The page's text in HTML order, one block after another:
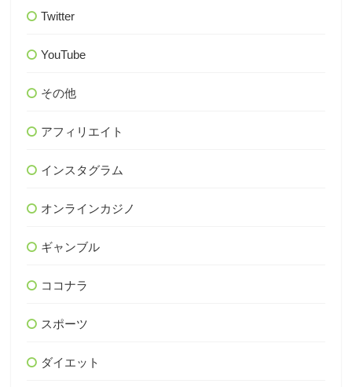
Twitter
YouTube
その他
アフィリエイト
インスタグラム
オンラインカジノ
ギャンブル
ココナラ
スポーツ
ダイエット